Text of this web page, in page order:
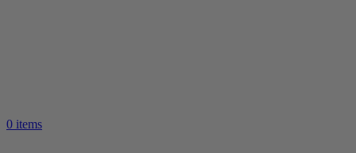
0 items